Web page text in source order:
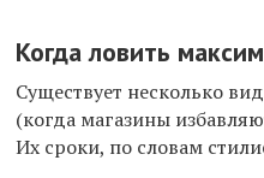
Когда ловить
Существует несколько
(когда магазины
Их сроки, по словам